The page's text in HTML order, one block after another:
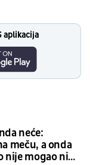
aplikacija
neće:
meču, a onda
nije mogao ni